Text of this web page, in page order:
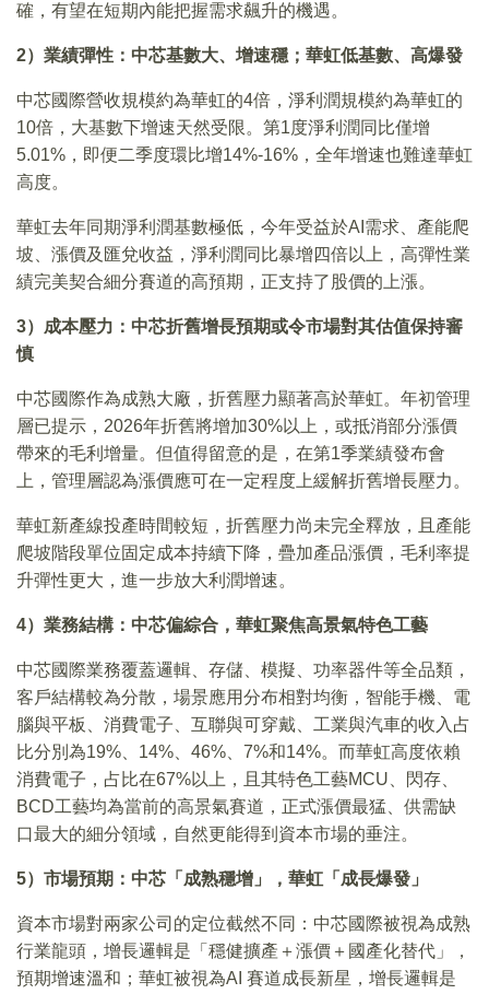
確，有望在短期內能把握需求飆升的機遇。
2）業績彈性：中芯基數大、增速穩；華虹低基數、高爆發
中芯國際營收規模約為華虹的4倍，淨利潤規模約為華虹的
10倍，大基數下增速天然受限。第1度淨利潤同比僅增
5.01%，即便二季度環比增14%-16%，全年增速也難達華虹
高度。
華虹去年同期淨利潤基數極低，今年受益於AI需求、產能爬
坡、漲價及匯兌收益，淨利潤同比暴增四倍以上，高彈性業
績完美契合細分賽道的高預期，正支持了股價的上漲。
3）成本壓力：中芯折舊增長預期或令市場對其估值保持審
慎
中芯國際作為成熟大廠，折舊壓力顯著高於華虹。年初管理
層已提示，2026年折舊將增加30%以上，或抵消部分漲價
帶來的毛利增量。但值得留意的是，在第1季業績發布會
上，管理層認為漲價應可在一定程度上緩解折舊增長壓力。
華虹新產線投產時間較短，折舊壓力尚未完全釋放，且產能
爬坡階段單位固定成本持續下降，疊加產品漲價，毛利率提
升彈性更大，進一步放大利潤增速。
4）業務結構：中芯偏綜合，華虹聚焦高景氣特色工藝
中芯國際業務覆蓋邏輯、存儲、模擬、功率器件等全品類，
客戶結構較為分散，場景應用分布相對均衡，智能手機、電
腦與平板、消費電子、互聯與可穿戴、工業與汽車的收入占
比分別為19%、14%、46%、7%和14%。而華虹高度依賴
消費電子，占比在67%以上，且其特色工藝MCU、閃存、
BCD工藝均為當前的高景氣賽道，正式漲價最猛、供需缺
口最大的細分領域，自然更能得到資本市場的垂注。
5）市場預期：中芯「成熟穩增」，華虹「成長爆發」
資本市場對兩家公司的定位截然不同：中芯國際被視為成熟
行業龍頭，增長邏輯是「穩健擴產＋漲價＋國產化替代」，
預期增速溫和；華虹被視為AI 賽道成長新星，增長邏輯是